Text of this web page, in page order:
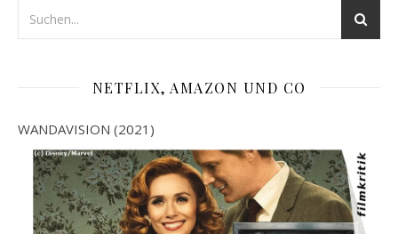
NETFLIX, AMAZON UND CO
WANDAVISION (2021)